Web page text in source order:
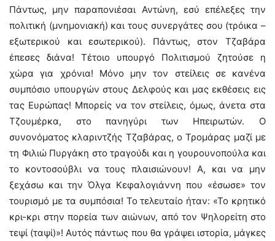
Πάντως, μην παραπονιέσαι Αντώνη, εσύ επέλεξες την
πολιτική (μνημονιακή) και τους συνεργάτες σου (τρόικα –
εξωτερικού και εσωτερικού). Πάντως, στον Τζαβάρα
έπεσες διάνα! Τέτοιο υπουργό Πολιτισμού ζητούσε η
χώρα για χρόνια! Μόνο μην τον στείλεις σε κανένα
συμπόσιο υπουργών στους Δελφούς και μας εκθέσεις εις
τας Ευρώπας! Μπορείς να τον στείλεις, όμως, άνετα στα
Τζουμέρκα, στο πανηγύρι των Ηπειρωτών. Ο
συνονόματος κλαριντζής Τζαβάρας, ο Τρομάρας μαζί με
τη Φιλιώ Πυργάκη στο τραγούδι και η γουρουνοπούλα και
το κοντοσούβλι να τους πλαισιώνουν! Α, και να μην
ξεχάσω και την Όλγα Κεφαλογιάννη που «έσωσε» τον
τουρισμό με τα συμπόσια! Το τελευταίο ήταν: «Το κρητικό
κρι-κρι στην πορεία των αιώνων, από τον Ψηλορείτη στο
τεψί (ταψί)»! Αυτός πάντως που θα γράψει ιστορία, μάγκες